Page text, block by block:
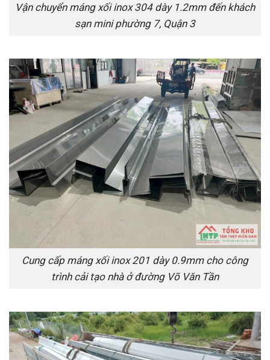
Vận chuyển máng xối inox 304 dày 1.2mm đến khách
sạn mini phường 7, Quận 3
Cung cấp máng xối inox 201 dày 0.9mm cho công
trình cải tạo nhà ở đường Võ Văn Tần